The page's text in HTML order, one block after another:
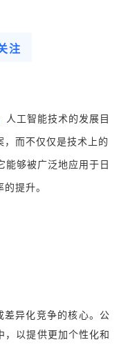
注
人工智能技术的发展目
而不仅仅是技术上的
够被广泛地应用于日
提升。
差异化竞争的核心。公
，以提供更加个性化和